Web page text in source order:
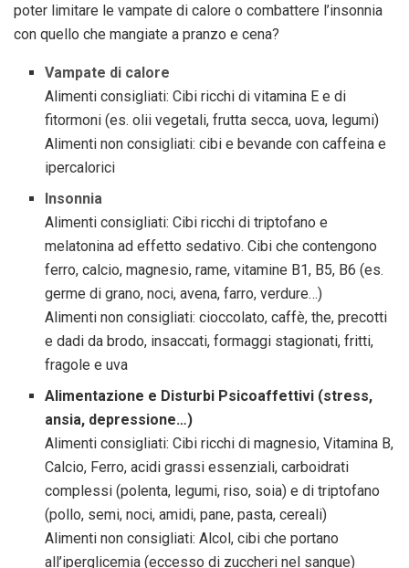
poter limitare le vampate di calore o combattere l’insonnia
con quello che mangiate a pranzo e cena?
Vampate di calore
Alimenti consigliati: Cibi ricchi di vitamina E e di
fitormoni (es. olii vegetali, frutta secca, uova, legumi)
Alimenti non consigliati: cibi e bevande con caffeina e
ipercalorici
Insonnia
Alimenti consigliati: Cibi ricchi di triptofano e
melatonina ad effetto sedativo. Cibi che contengono
ferro, calcio, magnesio, rame, vitamine B1, B5, B6 (es.
germe di grano, noci, avena, farro, verdure…)
Alimenti non consigliati: cioccolato, caffè, the, precotti
e dadi da brodo, insaccati, formaggi stagionati, fritti,
fragole e uva
Alimentazione e Disturbi Psicoaffettivi (stress,
ansia, depressione…)
Alimenti consigliati: Cibi ricchi di magnesio, Vitamina B,
Calcio, Ferro, acidi grassi essenziali, carboidrati
complessi (polenta, legumi, riso, soia) e di triptofano
(pollo, semi, noci, amidi, pane, pasta, cereali)
Alimenti non consigliati: Alcol, cibi che portano
all’iperglicemia (eccesso di zuccheri nel sangue)